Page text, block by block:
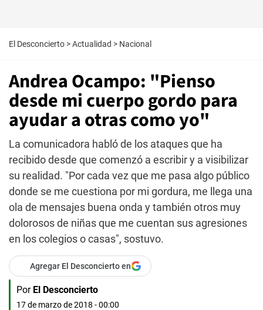
El Desconcierto >Actualidad > Nacional
Andrea Ocampo: "Pienso
desde mi cuerpo gordo para
ayudar a otras como yo"
La comunicadora habló de los ataques que ha
recibido desde que comenzó a escribir y a visibilizar
su realidad. "Por cada vez que me pasa algo público
donde se me cuestiona por mi gordura, me llega una
ola de mensajes buena onda y también otros muy
dolorosos de niñas que me cuentan sus agresiones
en los colegios o casas", sostuvo.
Agregar El Desconcierto en
Por El Desconcierto
17 de marzo de 2018 - 00:00